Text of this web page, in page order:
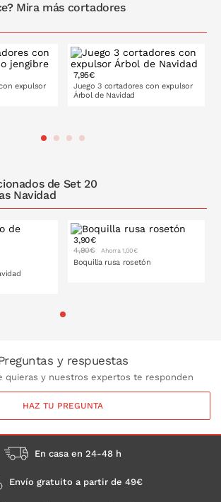
Mira más cortadores
expulsor
7,95€
Juego 3 cortadores con expulsor
Árbol de Navidad
de Set 20
Navidad
3,90€
4,90€ Ahorra 1,00€
Boquilla rusa rosetón
y respuestas
quieras y nuestros expertos te responden
HAZ TU PREGUNTA
En casa en 24-48 h
Envío gratuito a partir de 49€